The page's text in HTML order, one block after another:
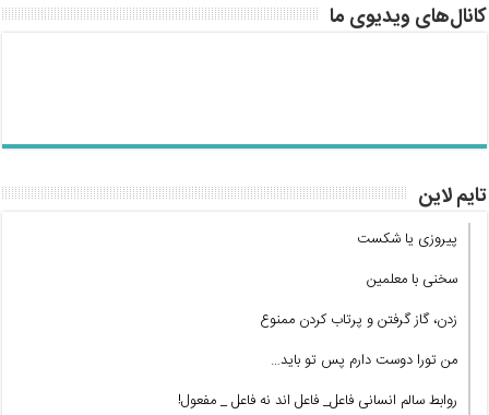
کانال‌های ویدیوی ما
تایم لاین
پیروزی یا شکست
سخنی با معلمین
زدن، گاز گرفتن و پرتاب کردن ممنوع
من تورا دوست دارم پس تو باید…
روابط سالم انسانی فاعل_ فاعل اند نه فاعل _ مفعول!